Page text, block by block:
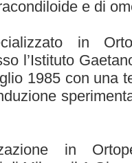
e di
in
l’Istituto
1985 con una
in